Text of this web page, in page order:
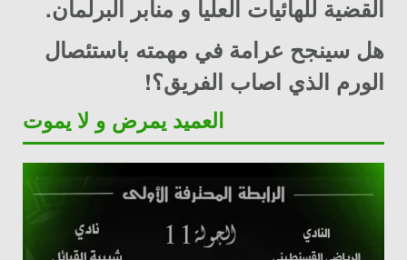
القضية للهائيات العليا و منابر البرلمان.
هل سينجح عرامة في مهمته باستئصال
الورم الذي اصاب الفريق؟!
العميد يمرض و لا يموت